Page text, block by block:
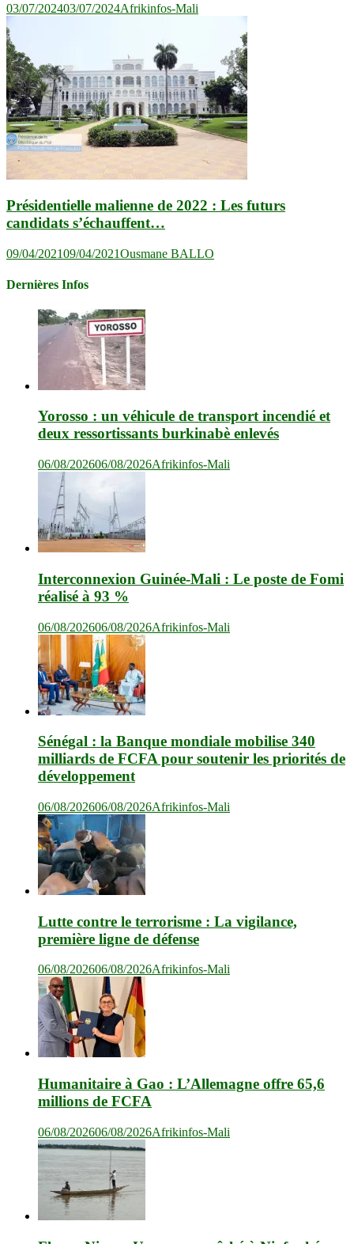
03/07/202403/07/2024Afrikinfos-Mali
Présidentielle malienne de 2022 : Les futurs
candidats s’échauffent…
09/04/202109/04/2021Ousmane BALLO
Dernières Infos
Yorosso : un véhicule de transport incendié et
deux ressortissants burkinabè enlevés
06/08/202606/08/2026Afrikinfos-Mali
Interconnexion Guinée-Mali : Le poste de Fomi
réalisé à 93 %
06/08/202606/08/2026Afrikinfos-Mali
Sénégal : la Banque mondiale mobilise 340
milliards de FCFA pour soutenir les priorités de
développement
06/08/202606/08/2026Afrikinfos-Mali
Lutte contre le terrorisme : La vigilance,
première ligne de défense
06/08/202606/08/2026Afrikinfos-Mali
Humanitaire à Gao : L’Allemagne offre 65,6
millions de FCFA
06/08/202606/08/2026Afrikinfos-Mali